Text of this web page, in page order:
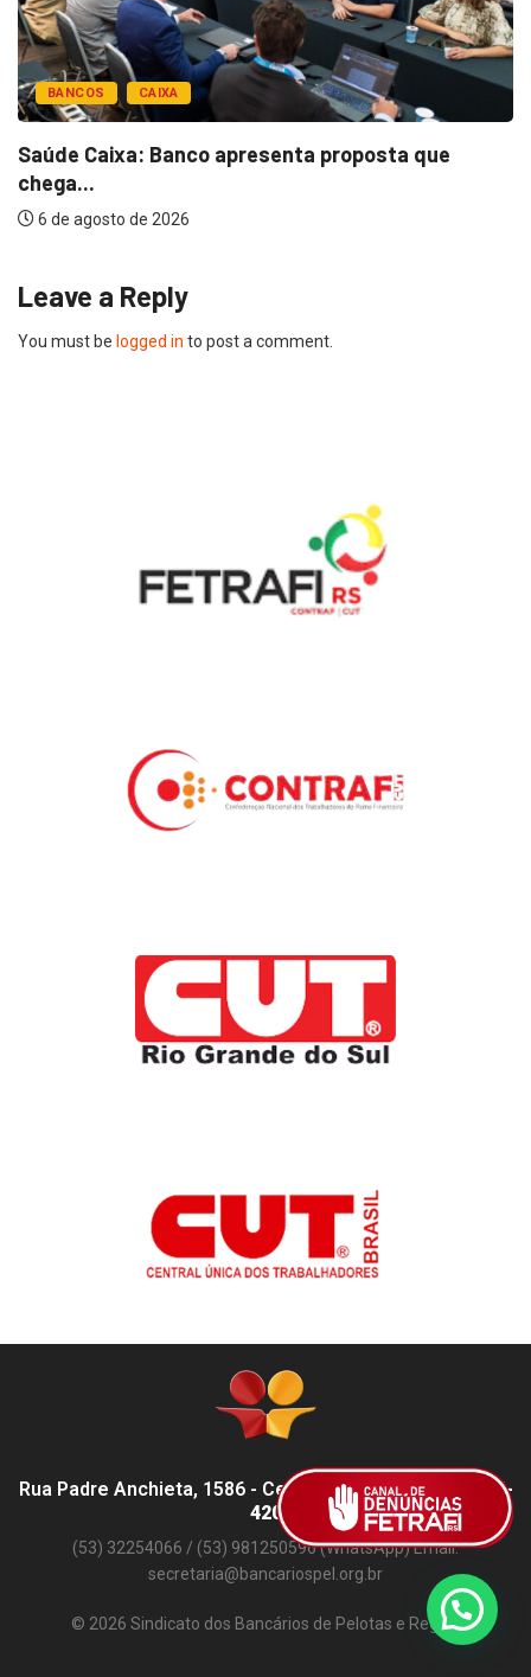
BANCOS CAIXA
Saúde Caixa: Banco apresenta proposta que
chega...
6 de agosto de 2026
Leave a Reply
You must be logged in to post a comment.
Rua Padre Anchieta, 1586 - Centro, Pelotas - RS,
96015-
420
(53) 32254066 / (53) 981250596 (WhatsApp) Email:
secretaria@bancariospel.org.br
© 2026 Sindicato dos Bancários de Pelotas e Região